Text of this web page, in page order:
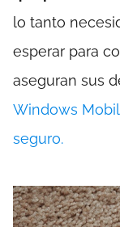
lo tanto
esperar para
aseguran sus
Windows
seguro.